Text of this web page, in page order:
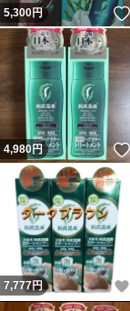
5,300円
4,980円
7,777円